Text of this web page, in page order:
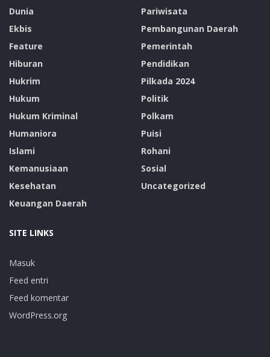
Dunia
Ekbis
Feature
Hiburan
Hukrim
Hukum
Hukum Kriminal
Humaniora
Islami
Kemanusiaan
Kesehatan
Keuangan Daerah
Pariwisata
Pembangunan Daerah
Pemerintah
Pendidikan
Pilkada 2024
Politik
Polkam
Puisi
Rohani
Sosial
Uncategorized
SITE LINKS
Masuk
Feed entri
Feed komentar
WordPress.org